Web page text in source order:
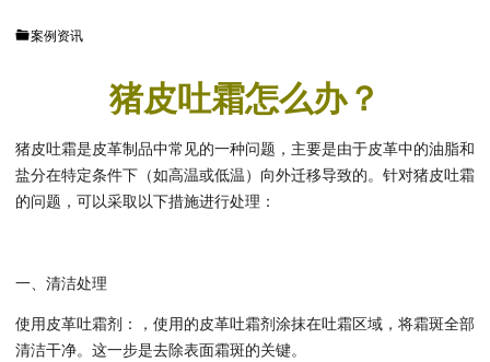
片
-
防霉
抗菌
供应
商
案例资讯
猪皮吐霜怎么办？
猪皮吐霜是皮革制品中常见的一种问题，主要是由于皮革中的油脂和
盐分在特定条件下（如高温或低温）向外迁移导致的。针对猪皮吐霜
的问题，可以采取以下措施进行处理：
一、清洁处理
使用皮革吐霜剂：，使用的皮革吐霜剂涂抹在吐霜区域，将霜斑全部
清洁干净。这一步是去除表面霜斑的关键。